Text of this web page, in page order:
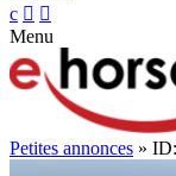
c  
Menu
Petites annonces »